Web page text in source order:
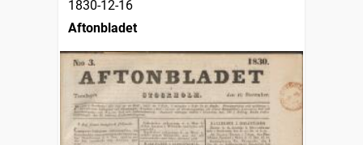
1830-12-16
Aftonbladet